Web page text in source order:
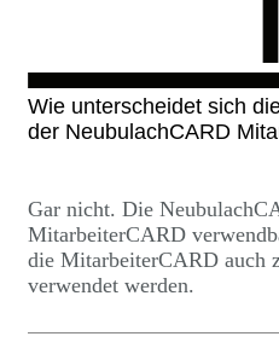
Wie unterscheidet sich
der NeubulachCARD
Gar nicht. Die
MitarbeiterCARD
die MitarbeiterCARD auch
verwendet werden.